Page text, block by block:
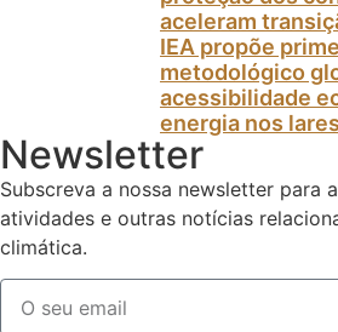
aceleram
IEA propõe
metodológico
acessibilidade
energia nos lares
Newsletter
Subscreva a nossa newsletter para
atividades e outras notícias
climática.